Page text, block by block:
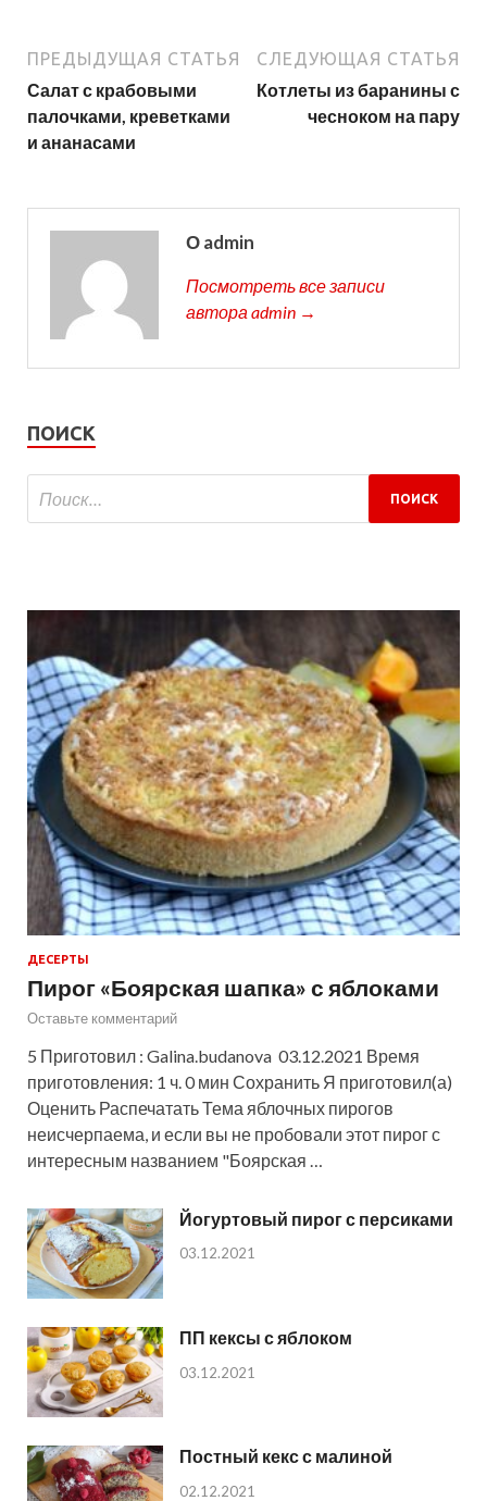
ПРЕДЫДУЩАЯ СТАТЬЯ
Салат с крабовыми
палочками, креветками
и ананасами
СЛЕДУЮЩАЯ СТАТЬЯ
Котлеты из баранины с
чесноком на пару
О admin
Посмотреть все записи
автора admin →
ПОИСК
ДЕСЕРТЫ
Пирог «Боярская шапка» с яблоками
Оставьте комментарий
5 Приготовил : Galina.budanova 03.12.2021 Время
приготовления: 1 ч. 0 мин Сохранить Я приготовил(а)
Оценить Распечатать Тема яблочных пирогов
неисчерпаема, и если вы не пробовали этот пирог с
интересным названием "Боярская …
Йогуртовый пирог с персиками
03.12.2021
ПП кексы с яблоком
03.12.2021
Постный кекс с малиной
02.12.2021